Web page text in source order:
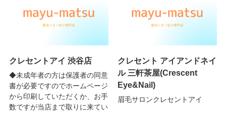
クレセントアイ 渋谷店
◆未成年者の方は保護者の同意
書が必要ですのでホームページ
から印刷していただくか、お手
数ですが当店まで取りに来てい
クレセント アイアンドネイ
ル 三軒茶屋(Crescent
Eye&Nail)
眉毛サロンクレセントアイ